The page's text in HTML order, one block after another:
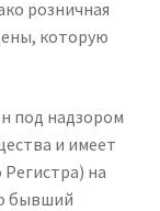
розничная
которую
под надзором
и имеет
на
бывший